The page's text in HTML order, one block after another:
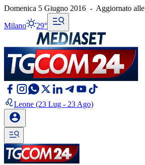
Domenica 5 Giugno 2016 - Aggiornato alle
Milano 29°
Leone (23 Lug - 23 Ago)